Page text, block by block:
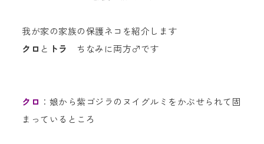
我が家の家族の保護ネコを紹介します
クロ と トラ ちなみに両方♂です
クロ ：娘から紫ゴジラのヌイグルミをかぶせられて固
まっているところ